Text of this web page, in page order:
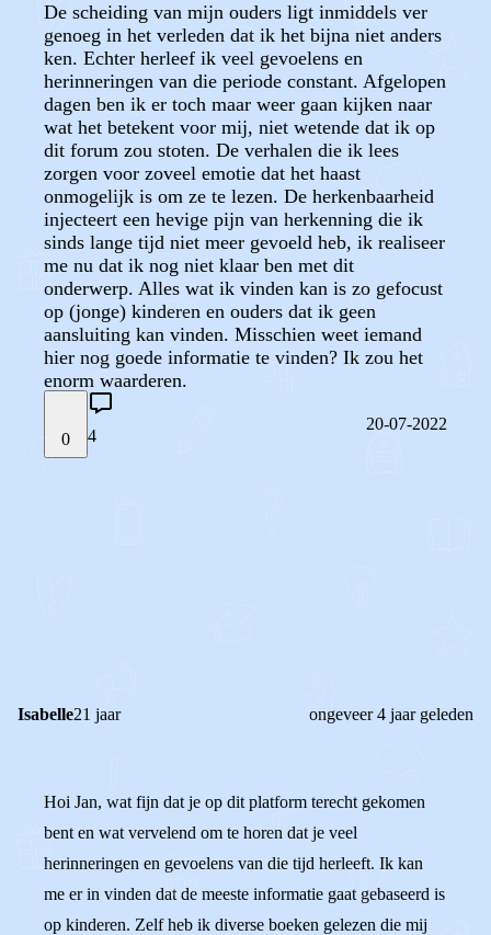
De scheiding van mijn ouders ligt inmiddels ver
genoeg in het verleden dat ik het bijna niet anders
ken. Echter herleef ik veel gevoelens en
herinneringen van die periode constant. Afgelopen
dagen ben ik er toch maar weer gaan kijken naar
wat het betekent voor mij, niet wetende dat ik op
dit forum zou stoten. De verhalen die ik lees
zorgen voor zoveel emotie dat het haast
onmogelijk is om ze te lezen. De herkenbaarheid
injecteert een hevige pijn van herkenning die ik
sinds lange tijd niet meer gevoeld heb, ik realiseer
me nu dat ik nog niet klaar ben met dit
onderwerp. Alles wat ik vinden kan is zo gefocust
op (jonge) kinderen en ouders dat ik geen
aansluiting kan vinden. Misschien weet iemand
hier nog goede informatie te vinden? Ik zou het
enorm waarderen.
0 4
20-07-2022
Isabelle21 jaar ongeveer 4 jaar geleden
Hoi Jan, wat fijn dat je op dit platform terecht gekomen
bent en wat vervelend om te horen dat je veel
herinneringen en gevoelens van die tijd herleeft. Ik kan
me er in vinden dat de meeste informatie gaat gebaseerd is
op kinderen. Zelf heb ik diverse boeken gelezen die mij